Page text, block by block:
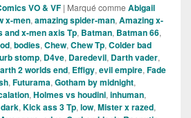
VO & VF | Marqué comme Abigail
x-men, amazing spider-man, Amazing x-
and x-men axis Tp, Batman, Batman 66,
, bodies, Chew, Chew Tp, Colder bad
stomp, D4ve, Daredevil, Darth vader,
2 worlds end, Effigy, evil empire, Fade
, Futurama, Gotham by midnight,
, Holmes vs houdini, inhuman,
, Kick ass 3 Tp, low, Mister x razed,